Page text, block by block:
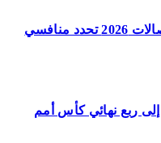
قرعة تصفيات كأس إفريقيا لكرة الصالات 2026 تحدد منافسي
إلى ربع نهائي كأس أمم